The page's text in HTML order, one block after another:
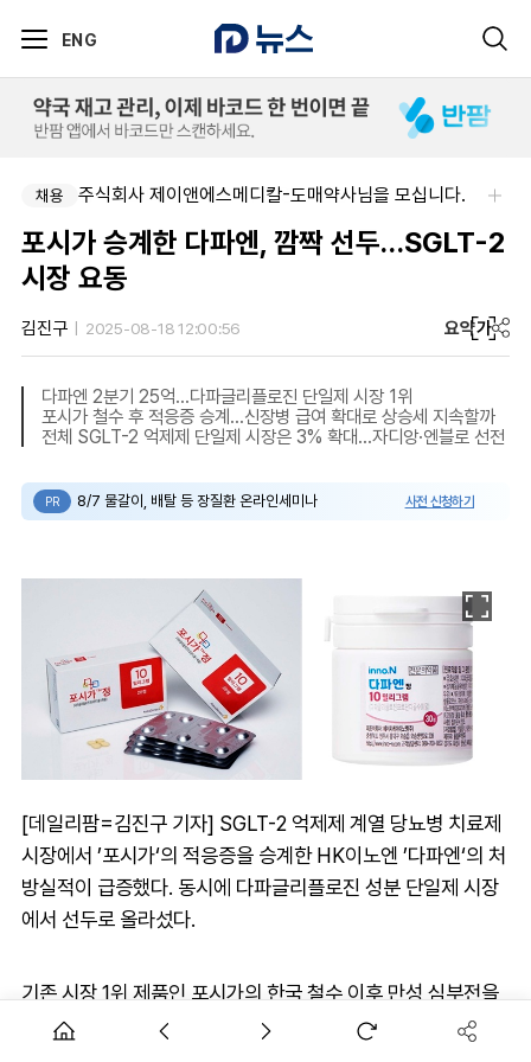
ENG
채용 팜리쿠르트-충청지역 의원 영업 팀장 채용
채용 주식회사 제이앤에스메디칼-도매약사님을 모십니다.
포시가 승계한 다파엔, 깜짝 선두…SGLT-2
시장 요동
김진구 2025-08-18 12:00:56 요약가
다파엔 2분기 25억…다파글리플로진 단일제 시장 1위
포시가 철수 후 적응증 승계…신장병 급여 확대로 상승세 지속할까
전체 SGLT-2 억제제 단일제 시장은 3% 확대…자디앙·엔블로 선전
PR 8/7 물갈이, 배탈 등 장질환 온라인세미나 사전 신청하기
[데일리팜=김진구 기자] SGLT-2 억제제 계열 당뇨병 치료제
시장에서 ’포시가‘의 적응증을 승계한 HK이노엔 ’다파엔‘의 처
방실적이 급증했다. 동시에 다파글리플로진 성분 단일제 시장
에서 선두로 올라섰다.
기존 시장 1위 제품인 포시가의 한국 철수 이후 만성 심부전을
포함한 적응증을 그대로 승계했다는 점이 주효했다는 분석이